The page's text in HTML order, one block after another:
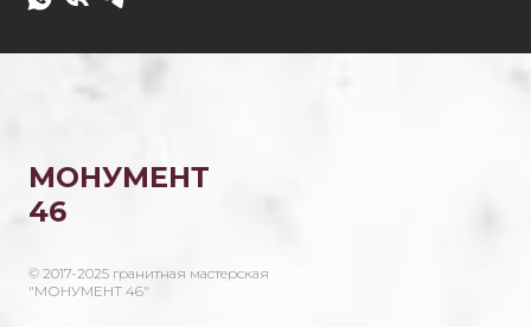
МОНУМЕНТ
46
© 2017-2025 гранитная мастерская
"МОНУМЕНТ 46"